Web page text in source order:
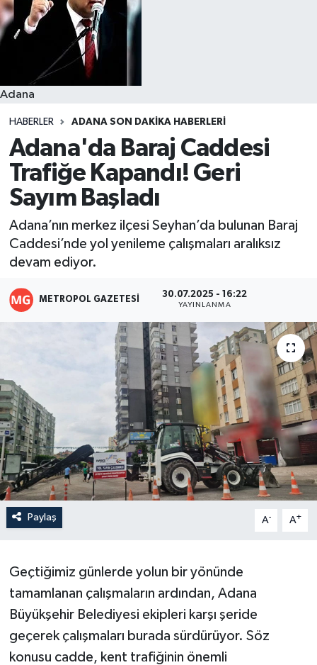
Adana
HABERLER ADANA SON DAKIKA HABERLERI
Adana'da Baraj Caddesi
Trafiğe Kapandı! Geri
Sayım Başladı
Adana’nın merkez ilçesi Seyhan’da bulunan Baraj
Caddesi’nde yol yenileme çalışmaları aralıksız
devam ediyor.
METROPOL GAZETESI 30.07.2025 - 16:22
YAYINLANMA
Paylaş A- A+
Geçtiğimiz günlerde yolun bir yönünde
tamamlanan çalışmaların ardından, Adana
Büyükşehir Belediyesi ekipleri karşı şeride
geçerek çalışmaları burada sürdürüyor. Söz
konusu cadde, kent trafiğinin önemli
Resmi İlanlar